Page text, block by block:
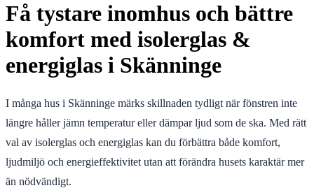
Få tystare inomhus och bättre
komfort med isolerglas &
energiglas i Skänninge
I många hus i Skänninge märks skillnaden tydligt när fönstren inte
längre håller jämn temperatur eller dämpar ljud som de ska. Med rätt
val av isolerglas och energiglas kan du förbättra både komfort,
ljudmiljö och energieffektivitet utan att förändra husets karaktär mer
än nödvändigt.